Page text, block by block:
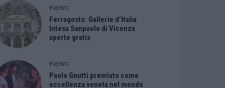
EVENTI
Ferragosto: Gallerie d’Italia
Intesa Sanpaolo di Vicenza
aperte gratis
EVENTI
Paolo Gnutti premiato come
eccellenza veneta nel mondo